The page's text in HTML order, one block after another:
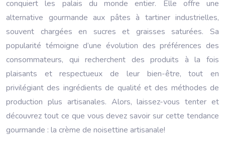
conquiert les palais du monde entier. Elle offre une
alternative gourmande aux pâtes à tartiner industrielles,
souvent chargées en sucres et graisses saturées. Sa
popularité témoigne d’une évolution des préférences des
consommateurs, qui recherchent des produits à la fois
plaisants et respectueux de leur bien-être, tout en
privilégiant des ingrédients de qualité et des méthodes de
production plus artisanales. Alors, laissez-vous tenter et
découvrez tout ce que vous devez savoir sur cette tendance
gourmande : la crème de noisettine artisanale!